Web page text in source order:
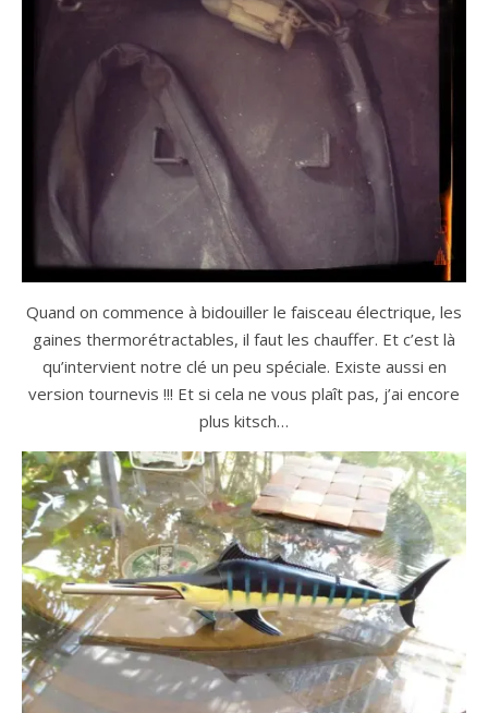
Quand on commence à bidouiller le faisceau électrique, les
gaines thermorétractables, il faut les chauffer. Et c’est là
qu’intervient notre clé un peu spéciale. Existe aussi en
version tournevis !!! Et si cela ne vous plaît pas, j’ai encore
plus kitsch…